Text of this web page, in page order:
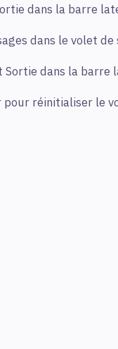
dans la barre
dans le volet de
dans la
pour réinitialiser le